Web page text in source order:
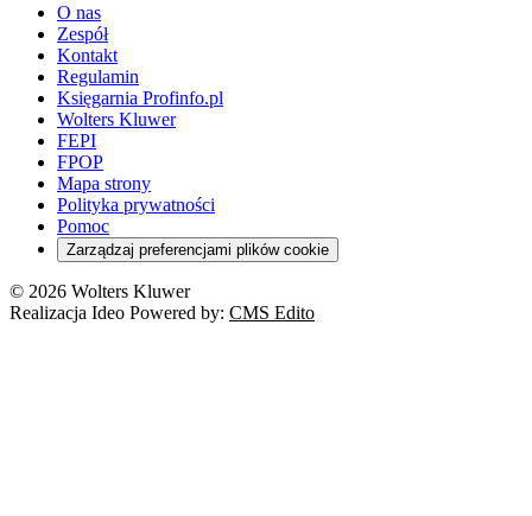
O nas
Zespół
Kontakt
Regulamin
Księgarnia Profinfo.pl
Wolters Kluwer
FEPI
FPOP
Mapa strony
Polityka prywatności
Pomoc
Zarządzaj preferencjami plików cookie
© 2026 Wolters Kluwer
Realizacja Ideo Powered by: CMS Edito